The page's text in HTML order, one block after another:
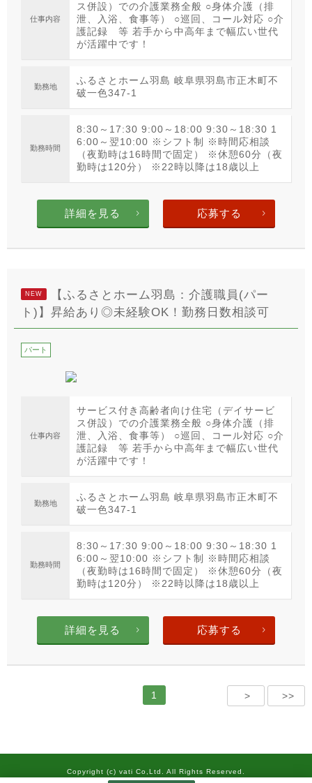
仕事内容
ス併設）での介護業務全般 ○身体介護（排
泄、入浴、食事等） ○巡回、コール対応 ○介
護記録 等 若手から中高年まで幅広い世代
が活躍中です！
勤務地
ふるさとホーム羽島 岐阜県羽島市正木町不
破一色347-1
勤務時間
8:30～17:30 9:00～18:00 9:30～18:30 1
6:00～翌10:00 ※シフト制 ※時間応相談
（夜勤時は16時間で固定） ※休憩60分（夜
勤時は120分） ※22時以降は18歳以上
詳細を見る 応募する
NEW
【ふるさとホーム羽島：介護職員(パー
ト)】昇給あり◎未経験OK！勤務日数相談可
パート
仕事内容
サービス付き高齢者向け住宅（デイサービ
ス併設）での介護業務全般 ○身体介護（排
泄、入浴、食事等） ○巡回、コール対応 ○介
護記録 等 若手から中高年まで幅広い世代
が活躍中です！
勤務地
ふるさとホーム羽島 岐阜県羽島市正木町不
破一色347-1
勤務時間
8:30～17:30 9:00～18:00 9:30～18:30 1
6:00～翌10:00 ※シフト制 ※時間応相談
（夜勤時は16時間で固定） ※休憩60分（夜
勤時は120分） ※22時以降は18歳以上
詳細を見る 応募する
1 > >>
Copyright (c) vati Co,Ltd. All Rights Reserved.